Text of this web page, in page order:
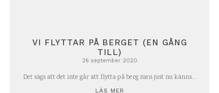
VI FLYTTAR PÅ BERGET (EN GÅNG
TILL)
26 september 2020
Det sägs att det inte går att flytta på berg men just nu känns...
LÄS MER